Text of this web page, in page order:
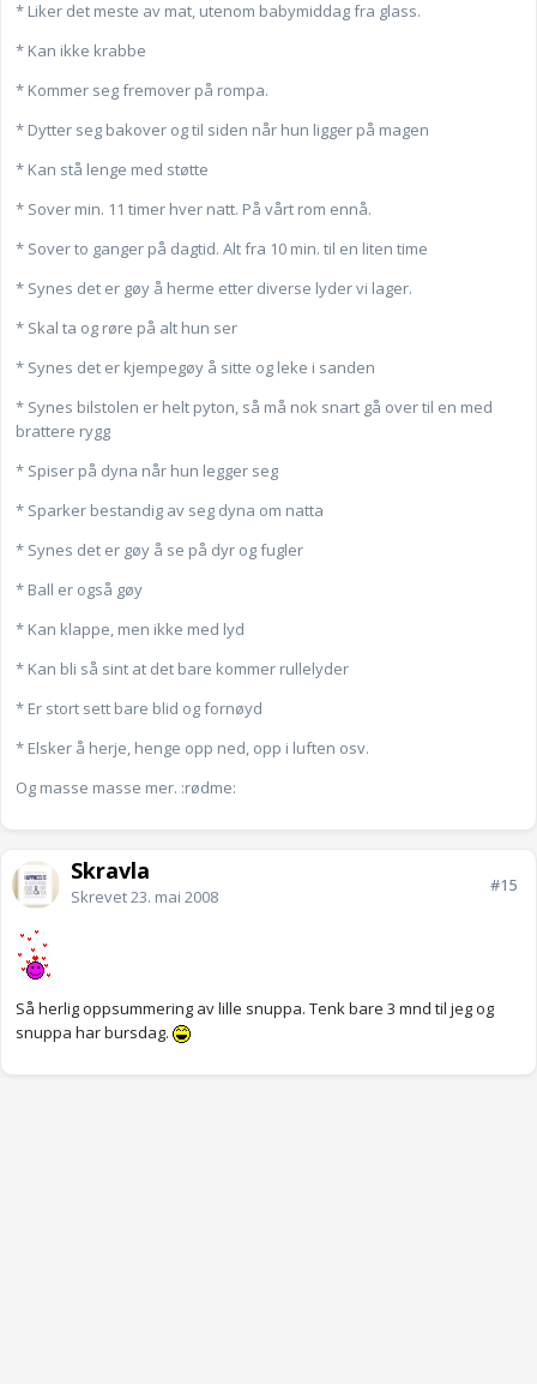
* Liker det meste av mat, utenom babymiddag fra glass.
* Kan ikke krabbe
* Kommer seg fremover på rompa.
* Dytter seg bakover og til siden når hun ligger på magen
* Kan stå lenge med støtte
* Sover min. 11 timer hver natt. På vårt rom ennå.
* Sover to ganger på dagtid. Alt fra 10 min. til en liten time
* Synes det er gøy å herme etter diverse lyder vi lager.
* Skal ta og røre på alt hun ser
* Synes det er kjempegøy å sitte og leke i sanden
* Synes bilstolen er helt pyton, så må nok snart gå over til en med
brattere rygg
* Spiser på dyna når hun legger seg
* Sparker bestandig av seg dyna om natta
* Synes det er gøy å se på dyr og fugler
* Ball er også gøy
* Kan klappe, men ikke med lyd
* Kan bli så sint at det bare kommer rullelyder
* Er stort sett bare blid og fornøyd
* Elsker å herje, henge opp ned, opp i luften osv.
Og masse masse mer. :rødme:
Skravla
Skrevet23. mai 2008
#15
Så herlig oppsummering av lille snuppa. Tenk bare 3 mnd til jeg og
snuppa har bursdag.